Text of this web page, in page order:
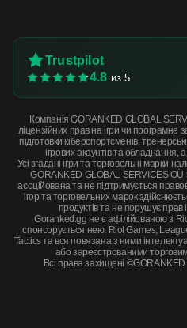
Trustpilot
4.8 из 5
Компанія GORANKED GLOBAL
ліцензійних прав на ігри чи
підготовки кіберспортсменів,
ігрових акаунтів та обладнання,
Усі згадані ігри та торговельні марки
GORANKED GLOBAL SERVICES OÜ
асоційована та не підтримується
ігор та торговельних марок
продуктів та не порушує прав
Goranked.gg не є афілійованою з
спонсорується нею. Riot Games,
Tactics та вся повязана з ними
або зареєстрованими
Всі права захищені